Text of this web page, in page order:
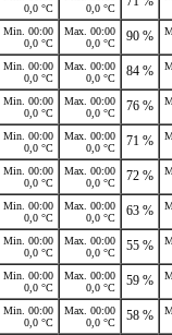
0,0 °C
0,0 °C
Min. 00:00
0,0 °C
Max. 00:00
0,0 °C
90 %
Min. 00:00
0,0 °C
Max. 00:00
0,0 °C
84 %
Min. 00:00
0,0 °C
Max. 00:00
0,0 °C
76 %
Min. 00:00
0,0 °C
Max. 00:00
0,0 °C
71 %
Min. 00:00
0,0 °C
Max. 00:00
0,0 °C
72 %
Min. 00:00
0,0 °C
Max. 00:00
0,0 °C
63 %
Min. 00:00
0,0 °C
Max. 00:00
0,0 °C
55 %
Min. 00:00
0,0 °C
Max. 00:00
0,0 °C
59 %
Min. 00:00
0,0 °C
Max. 00:00
0,0 °C
58 %